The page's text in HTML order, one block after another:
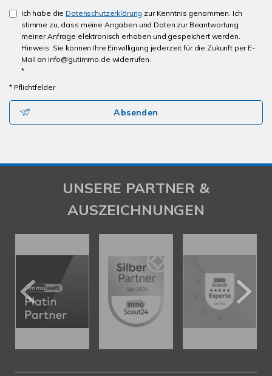
Ich habe die Datenschutzerklärung zur Kenntnis genommen. Ich
stimme zu, dass meine Angaben und Daten zur Beantwortung
meiner Anfrage elektronisch erhoben und gespeichert werden.
Hinweis: Sie können Ihre Einwilligung jederzeit für die Zukunft per E-
Mail an info@gutimmo.de widerrufen.
*
* Pflichtfelder
Absenden
UNSERE PARTNER &
AUSZEICHNUNGEN